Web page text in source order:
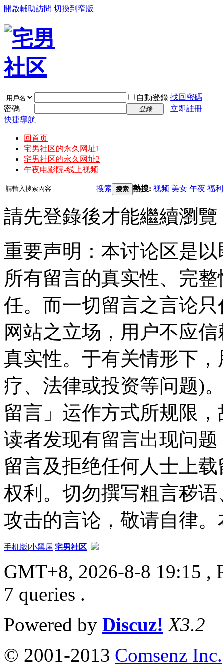
開啟輔助訪問 切換到窄版
自動登錄 找回密碼
密碼
登錄
立即註冊
快捷導航
回首页
宅男社区的永久网址1
宅男社区的永久网址2
午夜电影院-线上视频
搜索 搜索 熱搜: 视频 美女 午夜 福利
請先登錄後才能繼續瀏覽
重要声明：本讨论区是
所有留言的真实性、完
任。而一切留言之言论
网站之立场，用户不应
真实性。于有关情形下
疗、法律或投资等问题)
留言」运作方式所规限
读者发现有留言出现问
留言及拒绝任何人士上
权利。切勿撰写粗言秽
攻击的言论，敬请自律
手机版|小黑屋|宅男社区
GMT+8, 2026-8-8 19:15 ,
7 queries .
Powered by Discuz! X3.2
© 2001-2013 Comsenz Inc.